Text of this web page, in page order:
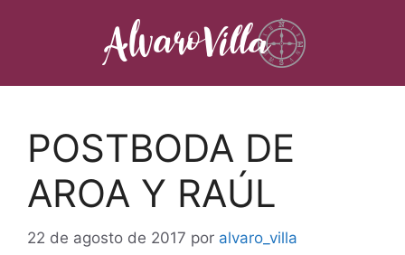
POSTBODA DE
AROA Y RAÚL
22 de agosto de 2017 por alvaro_villa